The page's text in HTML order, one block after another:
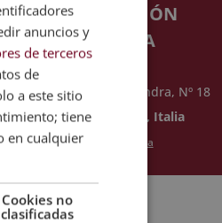
DIRECCIÓN
ROMA
Via Antonio Salandra, Nº 18
00187 Roma, Italia
Ir al mapa
anuncios y
de terceros
de
a este sitio
tiene
en cualquier
Cookies no
clasificadas